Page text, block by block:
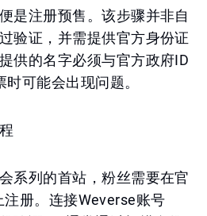
是注册预售。该步骤并非自
验证，并需提供官方身份证
供的名字必须与官方政府ID
可能会出现问题。
系列的首站，粉丝需要在官
册。连接Weverse账号